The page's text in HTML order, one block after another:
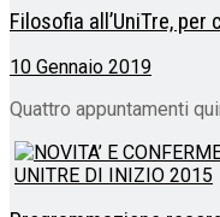
Filosofia all’UniTre,
10 Gennaio 2019
Quattro appuntamenti